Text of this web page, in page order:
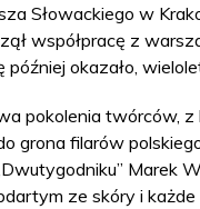
Słowackiego w
współpracę z
później okazało,
pokolenia twórców, z
grona filarów
Marek
ze skóry i każde